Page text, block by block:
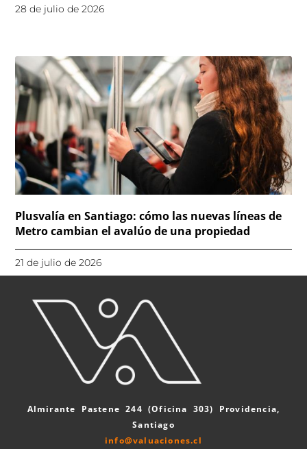
28 de julio de 2026
Plusvalía en Santiago: cómo las nuevas líneas de
Metro cambian el avalúo de una propiedad
21 de julio de 2026
Almirante Pastene 244 (Oficina 303) Providencia,
Santiago
info@valuaciones.cl